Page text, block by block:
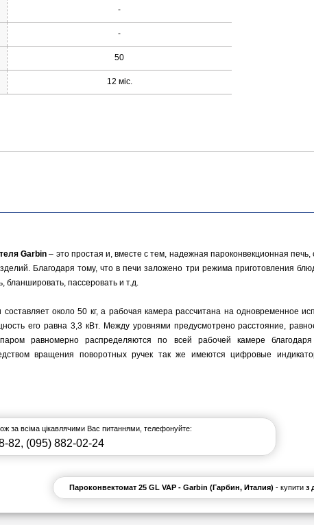
-
-
50
12 міс.
Garbin – это простая и, вместе с тем, надежная пароконвекционная
Благодаря тому, что в печи заложено три режима приготовления
бланшировать, пассеровать и т.д.
около 50 кг, а рабочая камера рассчитана на одновременное
его равна 3,3 кВт. Между уровнями предусмотрено расстояние,
равномерно распределяются по всей рабочей камере
вращения поворотных ручек так же имеются цифровые
за всіма цікавлячими Вас питаннями, телефонуйте:
82, (095) 882-02-24
Пароконвектомат 25 GL VAP - Garbin (Гарбин, Италия) - купити з